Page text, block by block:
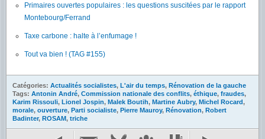
Primaires ouvertes populaires : les questions suscitées par le rapport
Montebourg/Ferrand
Taxe carbone : halte à l’enfumage !
Tout va bien ! (TAG #155)
Catégories: Actualités socialistes, L'air du temps, Rénovation de la gauche
Tags: Antonin André, Commission nationale des conflits, éthique, fraudes,
Karim Rissouli, Lionel Jospin, Malek Boutih, Martine Aubry, Michel Rocard,
morale, ouverture, Parti socialiste, Pierre Mauroy, Rénovation, Robert
Badinter, ROSAM, triche